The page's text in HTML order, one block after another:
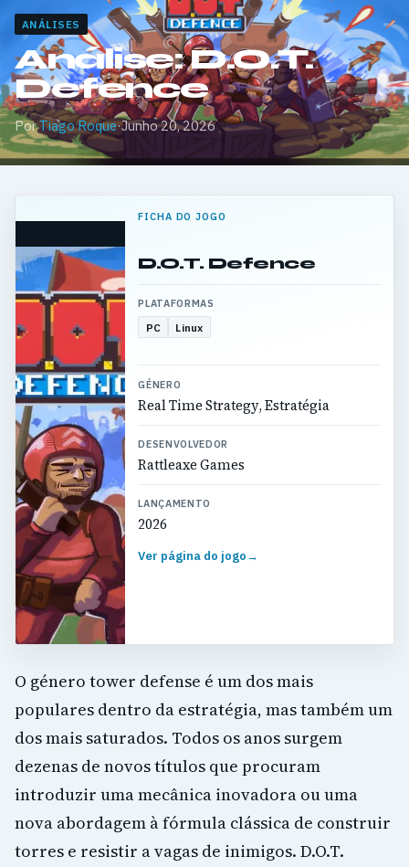
ANÁLISES
Análise: D.O.T.
Defence
PorTiago Roque·Junho 20, 2026
FICHA DO JOGO
D.O.T. Defence
PLATAFORMAS
PC Linux
GÉNERO
Real Time Strategy, Estratégia
DESENVOLVEDOR
Rattleaxe Games
LANÇAMENTO
2026
Ver página do jogo→
O género tower defense é um dos mais
populares dentro da estratégia, mas também um
dos mais saturados. Todos os anos surgem
dezenas de novos títulos que procuram
introduzir uma mecânica inovadora ou uma
nova abordagem à fórmula clássica de construir
torres e resistir a vagas de inimigos. D.O.T.